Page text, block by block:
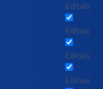
Editais
Editais
Editais
Editais